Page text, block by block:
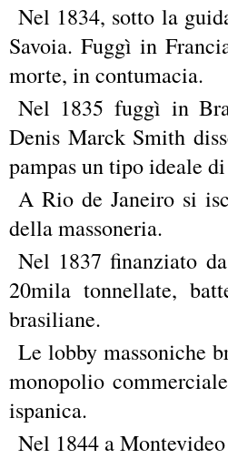
Nel 1834, sotto la
Savoia. Fuggì in
morte, in contumacia.
Nel 1835 fuggì in
Denis Marck Smith
pampas un tipo ideale
A Rio de Janeiro si
della massoneria.
Nel 1837 finanziato
20mila tonnellate,
brasiliane.
Le lobby massoniche
monopolio
ispanica.
Nel 1844 a